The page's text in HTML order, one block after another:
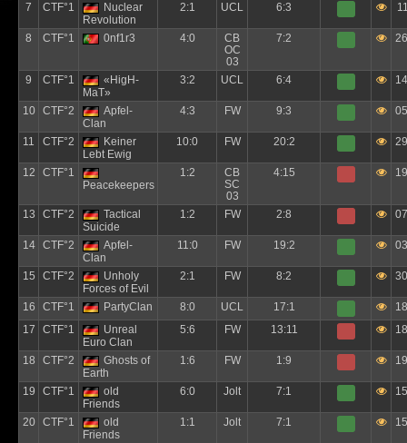
7
CTF°1
Nuclear
Revolution
2:1 UCL 6:3
8 CTF°1 0nf1r3 4:0
CB
OC
03
7:2
9 CTF°1
«HigH-
MaT»
3:2 UCL 6:4
10 CTF°2
Apfel-
Clan
4:3 FW 9:3
11 CTF°2
Keiner
Lebt Ewig
10:0 FW 20:2
12
CTF°1
Peacekeepers
1:2
CB
SC
03
4:15
13 CTF°2
Tactical
Suicide
1:2 FW 2:8
14 CTF°2
Apfel-
Clan
11:0 FW 19:2
15 CTF°2
Unholy
Forces of Evil
2:1 FW 8:2
16 CTF°1 PartyClan 8:0 UCL 17:1
17
CTF°1
Unreal
Euro Clan
5:6 FW 13:11
18 CTF°2
Ghosts of
Earth
1:6 FW 1:9
19 CTF°1
old
Friends
6:0 Jolt 7:1
20 CTF°1
old
Friends
1:1 Jolt 7:1